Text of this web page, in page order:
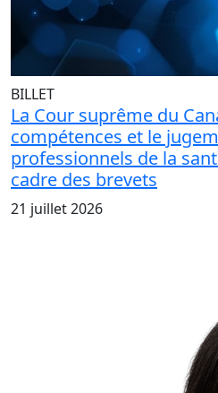
BILLET
La Cour suprême du
compétences et le
professionnels de la
cadre des brevets
21 juillet 2026